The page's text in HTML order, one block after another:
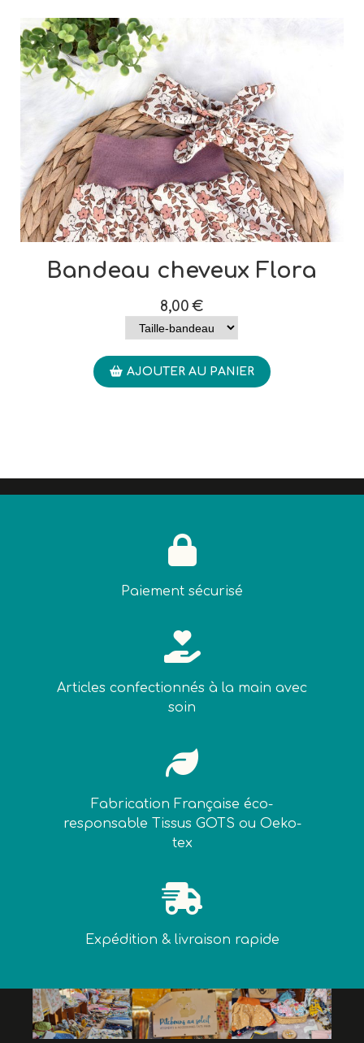
Bandeau cheveux Flora
8,00 €
AJOUTER AU PANIER

Paiement sécurisé

Articles confectionnés à la main avec
soin

Fabrication Française éco-
responsable Tissus GOTS ou Oeko-
tex

Expédition & livraison rapide